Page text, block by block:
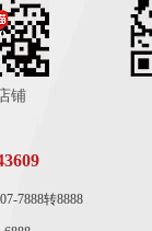
铺
7888转8888